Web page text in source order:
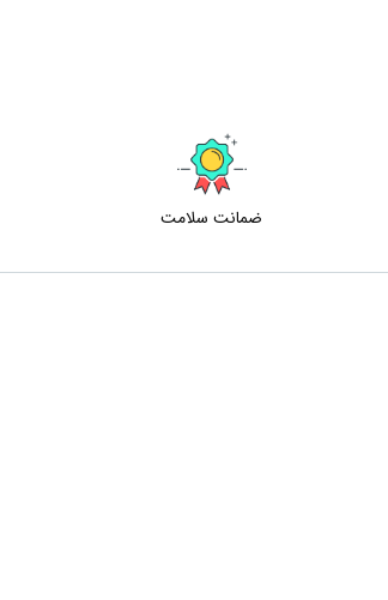
ضمانت سلامت